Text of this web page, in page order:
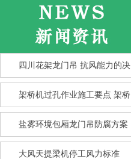
四川花架龙门吊 抗风能力的决
架桥机过孔作业施工要点 架桥
盐雾环境包厢龙门吊防腐方案
大风天提梁机停工风力标准